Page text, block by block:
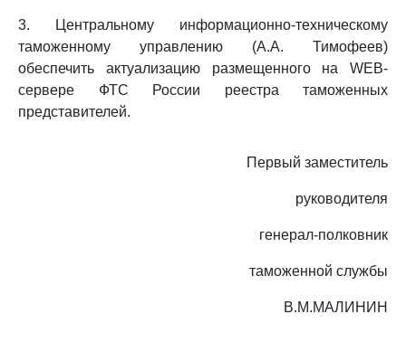
3. Центральному информационно-техническому
таможенному управлению (А.А. Тимофеев)
обеспечить актуализацию размещенного на WEB-
сервере ФТС России реестра таможенных
представителей.
Первый заместитель
руководителя
генерал-полковник
таможенной службы
В.М.МАЛИНИН